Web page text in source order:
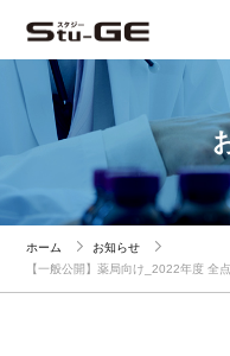
ホーム
お知らせ
【一般公開】薬局向け_2022年度 全